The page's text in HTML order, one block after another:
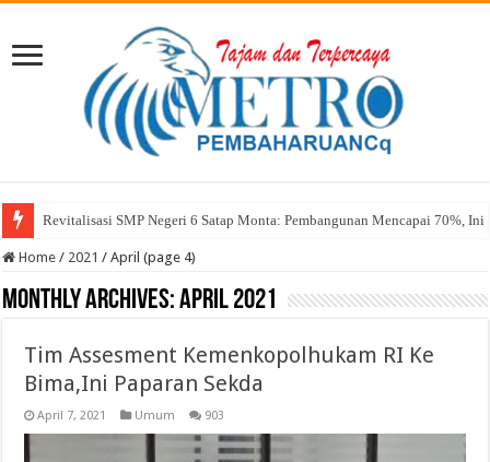
Sekda Abul: Pelantikan adalah Pengakuan Kompetensi
Home / 2021 / April (page 4)
Monthly Archives:April 2021
Tim Assesment Kemenkopolhukam RI Ke
Bima,Ini Paparan Sekda
April 7, 2021 Umum 903